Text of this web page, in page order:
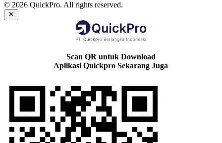
© 2026 QuickPro. All rights reserved.
Scan QR untuk Download
Aplikasi Quickpro Sekarang Juga